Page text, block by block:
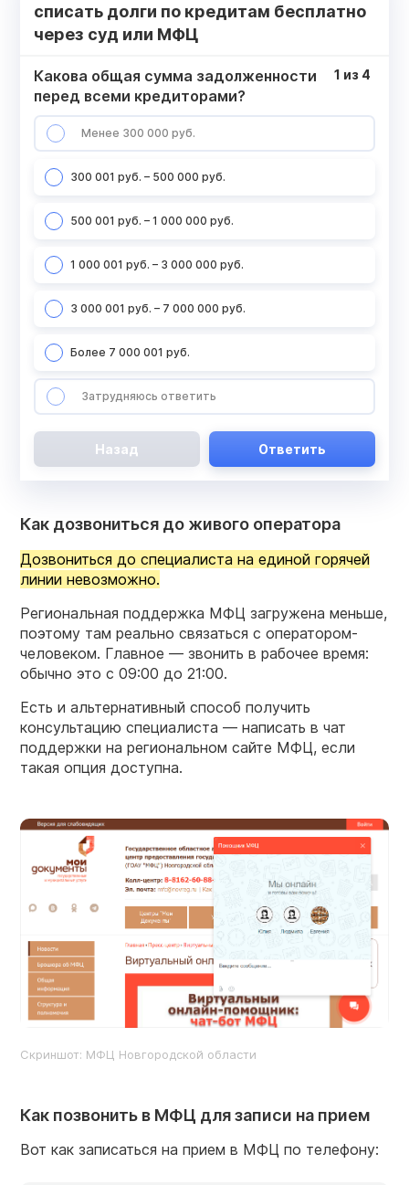
списать долги по кредитам бесплатно
через суд или МФЦ
Какова общая сумма задолженности
перед всеми кредиторами?
Менее 300 000 руб.
300 001 руб. – 500 000 руб.
500 001 руб. – 1 000 000 руб.
1 000 001 руб. – 3 000 000 руб.
3 000 001 руб. – 7 000 000 руб.
Более 7 000 001 руб.
Затрудняюсь ответить
1 из 4
Назад Ответить
Как дозвониться до живого оператора
Дозвониться до специалиста на единой горячей
линии невозможно.
Региональная поддержка МФЦ загружена меньше,
поэтому там реально связаться с оператором-
человеком. Главное — звонить в рабочее время:
обычно это с 09:00 до 21:00.
Есть и альтернативный способ получить
консультацию специалиста — написать в чат
поддержки на региональном сайте МФЦ, если
такая опция доступна.
Скриншот: МФЦ Новгородской области
Как позвонить в МФЦ для записи на прием
Вот как записаться на прием в МФЦ по телефону: